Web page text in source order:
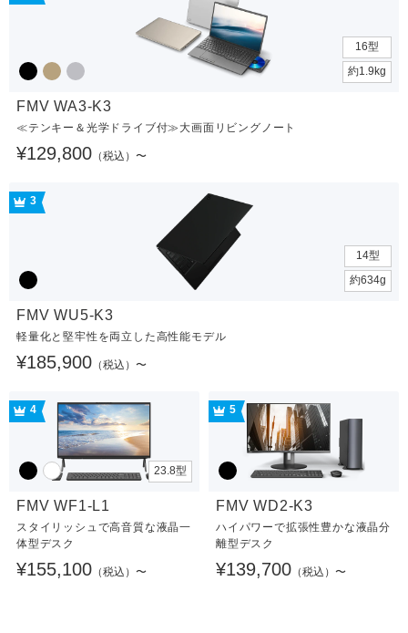
16型
約1.9kg
FMV WA3-K3
≪テンキー＆光学ドライブ付≫大画面リビングノート
¥129,800 （税込）〜
3
14型
約634g
FMV WU5-K3
軽量化と堅牢性を両立した高性能モデル
¥185,900 （税込）〜
4
23.8型
FMV WF1-L1
スタイリッシュで高音質な液晶一
体型デスク
¥155,100 （税込）〜
5
FMV WD2-K3
ハイパワーで拡張性豊かな液晶分
離型デスク
¥139,700 （税込）〜